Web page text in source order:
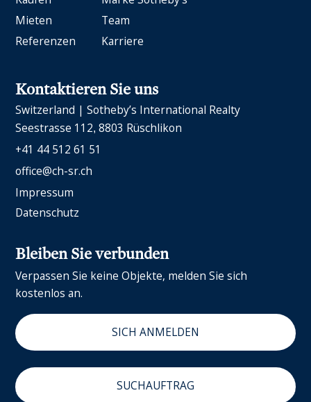
Mieten
Referenzen
Team
Karriere
Kontaktieren Sie uns
Switzerland | Sotheby’s International Realty
Seestrasse 112 8803 Rüschlikon
+41 44 512 61 51
office@ch-sr.ch
Impressum
Datenschutz
Bleiben Sie verbunden
Verpassen Sie keine Objekte, melden Sie sich
kostenlos an.
SICH ANMELDEN
SUCHAUFTRAG